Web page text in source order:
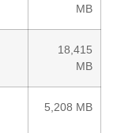
MB
18,415
MB
5,208 MB